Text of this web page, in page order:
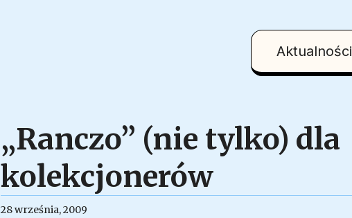
Aktualności
„Ranczo” (nie tylko) dla
kolekcjonerów
28 września, 2009